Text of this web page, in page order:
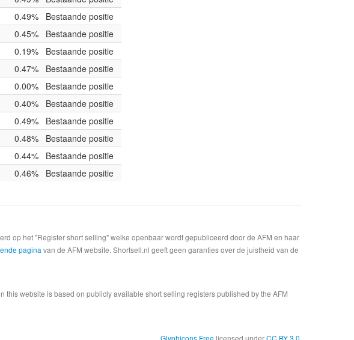
0.49%
Bestaande positie
0.45%
Bestaande positie
0.19%
Bestaande positie
0.47%
Bestaande positie
0.00%
Bestaande positie
0.40%
Bestaande positie
0.49%
Bestaande positie
0.48%
Bestaande positie
0.44%
Bestaande positie
0.46% Bestaande positie
op het "Register short selling" welke openbaar wordt gepubliceerd door de AFM en haar
pagina van de AFM website. Shortsell.nl geeft geen garanties over de juistheid van de
website is based on publicly available short selling registers published by the AFM
Glyphicons Free licensed underCC BY 3.0